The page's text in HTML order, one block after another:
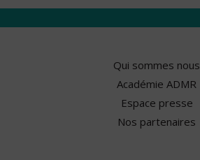
Qui sommes nous
Académie ADMR
Espace presse
Nos partenaires